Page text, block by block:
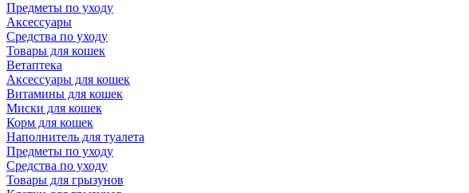
Предметы по уходу
Аксессуары
Средства по уходу
Товары для кошек
Ветаптека
Аксессуары для кошек
Витамины для кошек
Миски для кошек
Корм для кошек
Наполнитель для туалета
Предметы по уходу
Средства по уходу
Товары для грызунов